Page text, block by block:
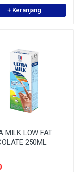
+ Keranjang
MILK LOW FAT
250ML